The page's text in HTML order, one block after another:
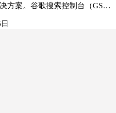
方案。谷歌搜索控制台（GS…